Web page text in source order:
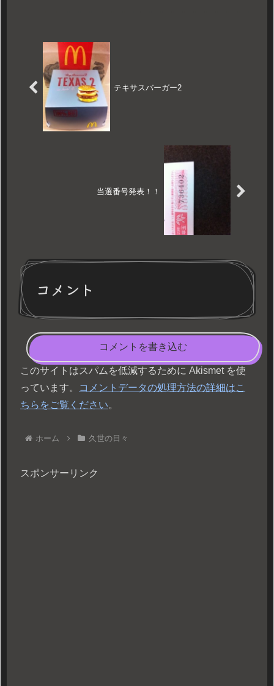
テキサスバーガー2
当選番号発表！！
コメント
コメントを書き込む
このサイトはスパムを低減するために Akismet を使
っています。
コメントデータの処理方法の詳細はこ
ちらをご覧ください。
ホーム 久世の日々
スポンサーリンク